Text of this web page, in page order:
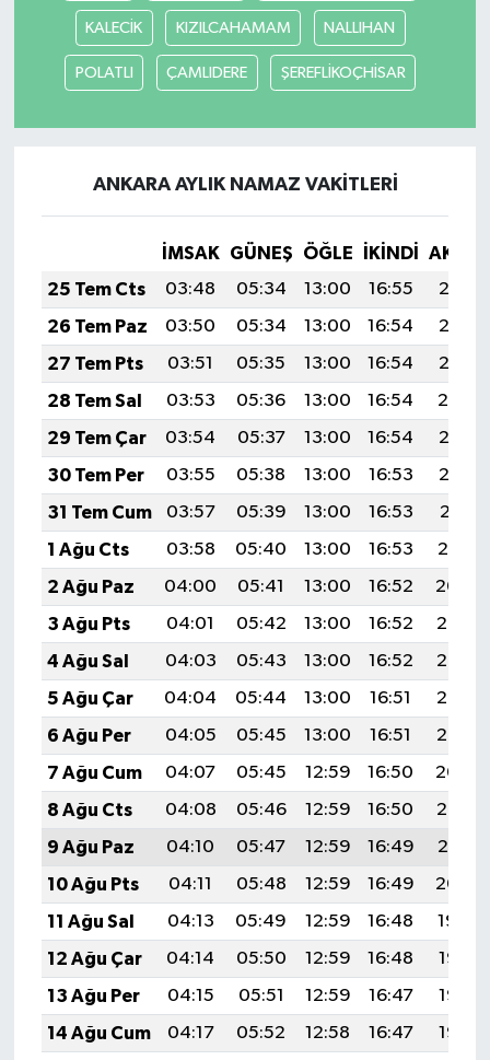
KALECİK KIZILCAHAMAM NALLIHAN
POLATLI ÇAMLIDERE ŞEREFLİKOÇHİSAR
ANKARA AYLIK NAMAZ VAKITLERI
İMSAK GÜNEŞ ÖĞLE İKINDI
25 Tem Cts
03:48 05:34 13:00 16:55
20:17
26 Tem Paz
03:50 05:34 13:00 16:54
20:16
27 Tem Pts
03:51 05:35 13:00 16:54
20:15
28 Tem Sal
03:53 05:36 13:00 16:54
20:14
29 Tem Çar
03:54 05:37 13:00 16:54
20:13
30 Tem Per
03:55 05:38 13:00 16:53
20:12
31 Tem Cum
03:57 05:39 13:00 16:53
20:11
1 Ağu Cts
03:58 05:40 13:00 16:53
20:10
2 Ağu Paz
04:00 05:41 13:00 16:52
20:09
3 Ağu Pts
04:01 05:42 13:00 16:52
20:08
4 Ağu Sal
04:03 05:43 13:00 16:52
20:07
5 Ağu Çar
04:04 05:44 13:00 16:51
20:06
6 Ağu Per
04:05 05:45 13:00 16:51
20:05
7 Ağu Cum
04:07 05:45 12:59 16:50
20:04
8 Ağu Cts
04:08 05:46 12:59 16:50
20:02
9 Ağu Paz
04:10 05:47 12:59 16:49
20:01
10 Ağu Pts
04:11 05:48 12:59 16:49
20:00
11 Ağu Sal
04:13 05:49 12:59 16:48
19:59
12 Ağu Çar
04:14 05:50 12:59 16:48
19:57
13 Ağu Per
04:15 05:51 12:59 16:47
19:56
14 Ağu Cum
04:17 05:52 12:58 16:47
19:55